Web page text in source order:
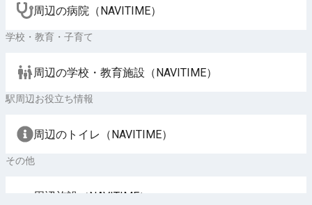
周辺の病院（NAVITIME）
学校・教育・子育て
周辺の学校・教育施設（NAVITIME）
駅周辺お役立ち情報
周辺のトイレ（NAVITIME）
その他
周辺施設（NAVITIME）